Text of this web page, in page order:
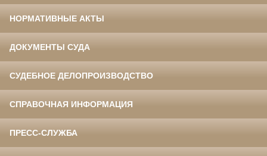
НОРМАТИВНЫЕ АКТЫ
ДОКУМЕНТЫ СУДА
СУДЕБНОЕ ДЕЛОПРОИЗВОДСТВО
СПРАВОЧНАЯ ИНФОРМАЦИЯ
ПРЕСС-СЛУЖБА